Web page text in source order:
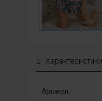
Характеристики
Артикул: